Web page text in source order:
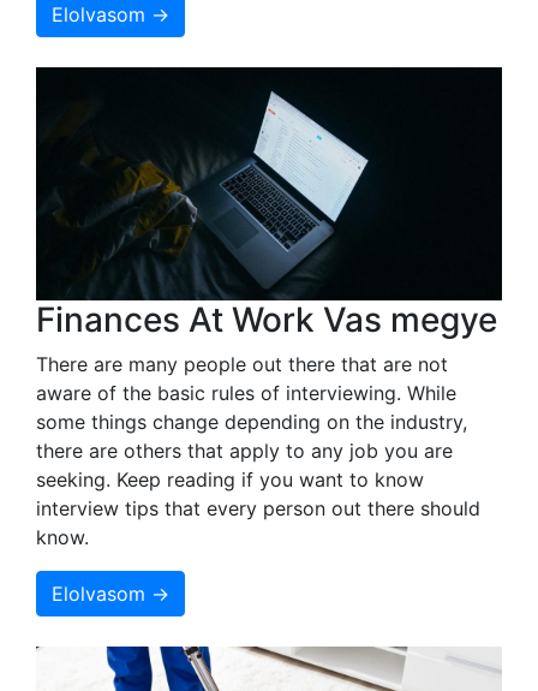
Elolvasom →
Finances At Work Vas megye
There are many people out there that are not
aware of the basic rules of interviewing. While
some things change depending on the industry,
there are others that apply to any job you are
seeking. Keep reading if you want to know
interview tips that every person out there should
know.
Elolvasom →